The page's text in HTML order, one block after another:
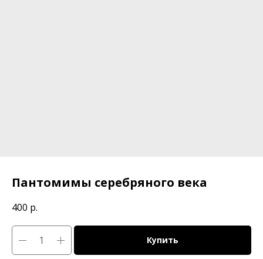
Пантомимы серебряного века
400 р.
Купить